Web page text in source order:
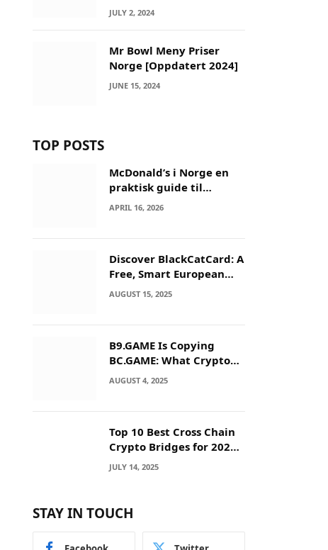
JULY 2, 2024
Mr Bowl Meny Priser
Norge [Oppdatert 2024]
JUNE 15, 2024
TOP POSTS
McDonald’s i Norge en
praktisk guide til
menyer og besøk
APRIL 16, 2026
Discover BlackCatCard: A
Free, Smart European
IBAN & Crypto Card
AUGUST 15, 2025
B9.GAME Is Copying
BC.GAME: What Crypto
Users Need to Know
AUGUST 4, 2025
Top 10 Best Cross Chain
Crypto Bridges for 2025:
Seamless
Interoperability Across
JULY 14, 2025
STAY IN TOUCH